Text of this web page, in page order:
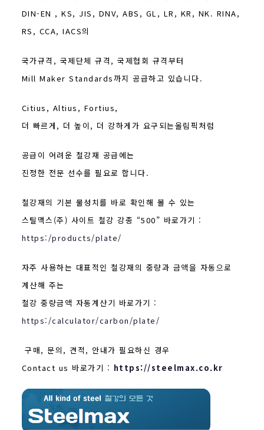
DIN-EN , KS, JIS, DNV, ABS, GL, LR, KR, NK. RINA,
RS, CCA, IACS의
국가규격, 국제단체 규격, 국제협회 규격부터
Mill Maker Standards까지 공급하고 있습니다.
Citius, Altius, Fortius,
더 빠르게, 더 높이, 더 강하게가 요구되는올림픽처럼
공급이 어려운 철강재 공급에는
진정한 전문 선수를 필요로 합니다.
철강재의 기본 물성치를 바로 확인해 볼 수 있는
스틸맥스(주) 사이트 철강 강종 “500” 바로가기 :
https:/products/plate/
자주 사용하는 대표적인 철강재의 중량과 금액을 자동으로
계산해 주는
철강 중량금액 자동계산기 바로가기 :
https:/calculator/carbon/plate/
구매, 문의, 견적, 안내가 필요하신 경우
Contact us 바로가기 : https://steelmax.co.kr